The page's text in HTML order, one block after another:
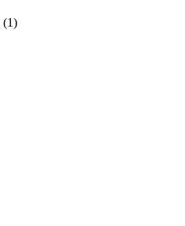
(1)